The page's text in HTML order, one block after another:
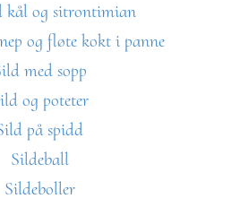
kål og sitrontimian
og fløte kokt i panne
med sopp
og poteter
på spidd
Sildeball
Sildeboller